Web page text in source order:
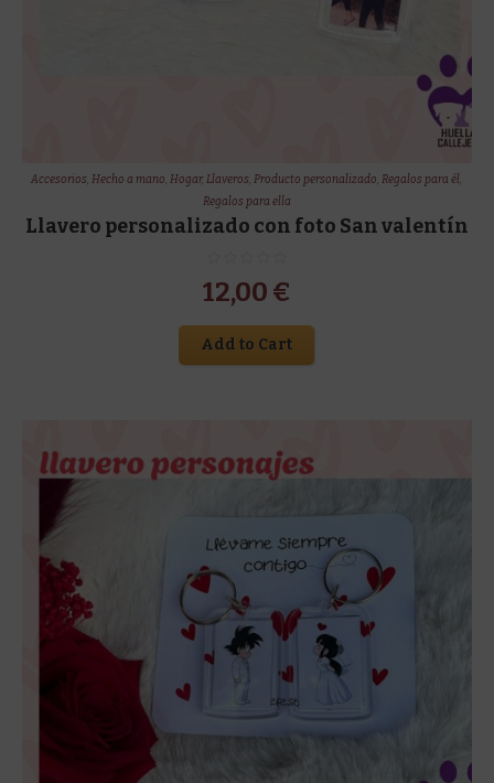
Accesorios,Hecho a mano,Hogar,Llaveros,Producto personalizado,Regalos para él,
Regalos para ella
Llavero personalizado con foto San valentín
12,00 €
Add to Cart